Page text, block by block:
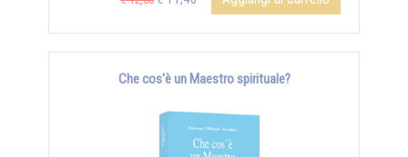
Che cos'è un Maestro spirituale?